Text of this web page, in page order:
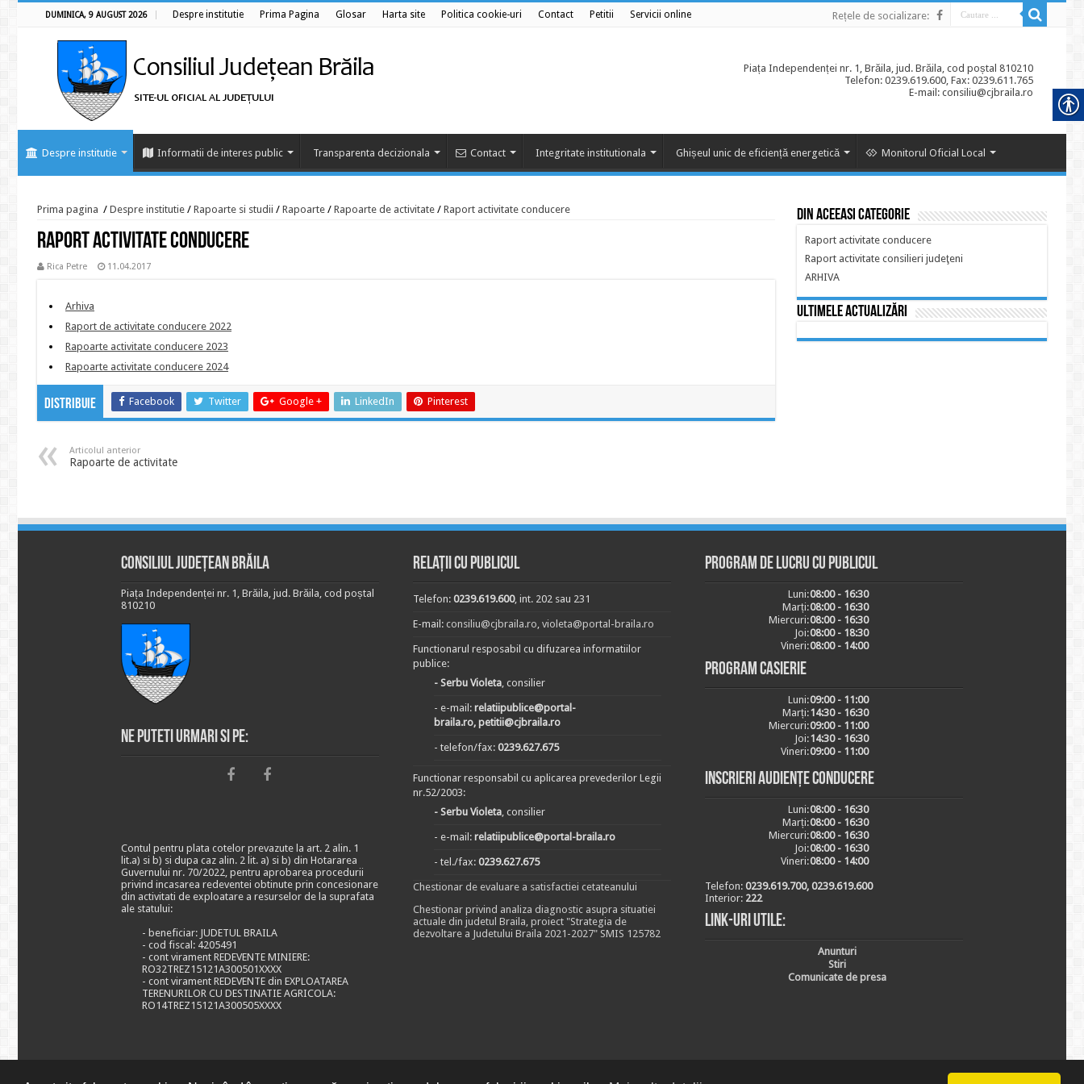
DUMINICA, 9 AUGUST 2026 Despre institutie Prima Pagina Glosar Harta site Politica cookie-uri Contact Petitii Servicii online Rețele de socializare:
Piața Independenței nr. 1, Brăila, jud. Brăila, cod poștal 810210
Telefon: 0239.619.600, Fax: 0239.611.765
E-mail: consiliu@cjbraila.ro
Despre institutie Informatii de interes public Transparenta decizionala Contact Integritate institutionala Ghișeul unic de eficiență energetică Monitorul Oficial Local
Prima pagina / Despre institutie / Rapoarte si studii / Rapoarte / Rapoarte de activitate / Raport activitate conducere
Raport activitate conducere
Rica Petre 11.04.2017
Arhiva
Raport de activitate conducere 2022
Rapoarte activitate conducere 2023
Rapoarte activitate conducere 2024
Distribuie Facebook Twitter Google + LinkedIn Pinterest
Articolul anterior
Rapoarte de activitate
Din aceeasi categorie
Raport activitate conducere
Raport activitate consilieri judeţeni
ARHIVA
Ultimele actualizări
Consiliul Județean Brăila
Piața Independenței nr. 1, Brăila, jud. Brăila, cod poștal
810210
Ne puteti urmari si pe:
Contul pentru plata cotelor prevazute la art. 2 alin. 1
lit.a) si b) si dupa caz alin. 2 lit. a) si b) din Hotararea
Guvernului nr. 70/2022, pentru aprobarea procedurii
privind incasarea redeventei obtinute prin concesionare
din activitati de exploatare a resurselor de la suprafata
ale statului:
- beneficiar: JUDETUL BRAILA
- cod fiscal: 4205491
- cont virament REDEVENTE MINIERE:
RO32TREZ15121A300501XXXX
- cont virament REDEVENTE din EXPLOATAREA
TERENURILOR CU DESTINATIE AGRICOLA:
RO14TREZ15121A300505XXXX
Relații cu publicul
Telefon: 0239.619.600, int. 202 sau 231
E-mail: consiliu@cjbraila.ro, violeta@portal-braila.ro
Functionarul resposabil cu difuzarea informatiilor
publice:
- Serbu Violeta, consilier
- e-mail: relatiipublice@portal-
braila.ro, petitii@cjbraila.ro
- telefon/fax: 0239.627.675
Functionar responsabil cu aplicarea prevederilor Legii
nr.52/2003:
- Serbu Violeta, consilier
- e-mail: relatiipublice@portal-braila.ro
- tel./fax: 0239.627.675
Chestionar de evaluare a satisfactiei cetateanului
Chestionar privind analiza diagnostic asupra situatiei
actuale din judetul Braila, proiect "Strategia de
dezvoltare a Judetului Braila 2021-2027" SMIS 125782
Program de lucru cu publicul
Luni:08:00 - 16:30
Marți:08:00 - 16:30
Miercuri:08:00 - 16:30
Joi:08:00 - 18:30
Vineri:08:00 - 14:00
Program casierie
Luni:09:00 - 11:00
Marți:14:30 - 16:30
Miercuri:09:00 - 11:00
Joi:14:30 - 16:30
Vineri:09:00 - 11:00
Inscrieri audiențe conducere
Luni:08:00 - 16:30
Marți:08:00 - 16:30
Miercuri:08:00 - 16:30
Joi:08:00 - 16:30
Vineri:08:00 - 14:00
Telefon: 0239.619.700, 0239.619.600
Interior: 222
Link-uri utile:
Anunturi
Stiri
Comunicate de presa